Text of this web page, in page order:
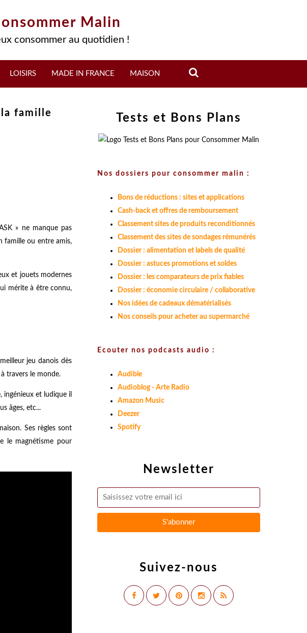
Malin
consommer au quotidien !
LOISIRS MADE IN FRANCE MAISON
famille
» ne manque pas
famille ou entre amis,
et jouets modernes
mérite à être connu,
jeu danois dès
travers le monde.
ingénieux et ludique il
âges, etc...
Ses règles sont
le magnétisme pour
Newsletter
Suivez-nous
Tests et Bons Plans
Nos dossiers pour consommer malin :
Bons de réductions : sites et applications
Cash-back et offres de remboursement
Classement sites de produits reconditionnés
Classement des sites de sondages rémunérés
Dossier : alimentation et labels de qualité
Dossier : astuces promotions et soldes
Dossier : les comparateurs de prix fiables
Dossier : économie circulaire / collaborative
Nos idées de cadeaux dématérialisés
Nos conseils pour acheter au supermarché
Ecouter nos podcasts audio :
Audible
Audioblog - Arte Radio
Amazon Music
Deezer
Spotify